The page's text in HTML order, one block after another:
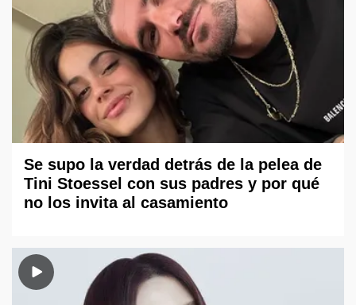
Se supo la verdad detrás de la pelea de
Tini Stoessel con sus padres y por qué
no los invita al casamiento